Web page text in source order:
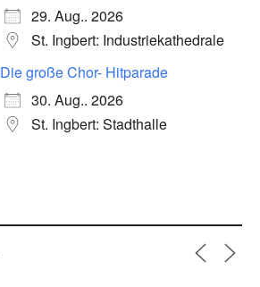
29. Aug.. 2026
St. Ingbert: Industriekathedrale
Die große Chor- Hitparade
30. Aug.. 2026
St. Ingbert: Stadthalle